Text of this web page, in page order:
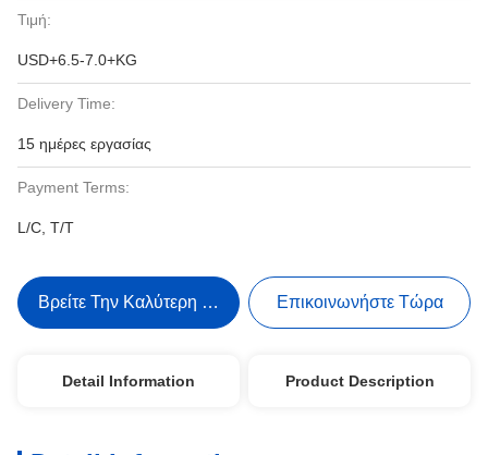
Τιμή:
USD+6.5-7.0+KG
Delivery Time:
15 ημέρες εργασίας
Payment Terms:
L/C, T/T
Βρείτε Την Καλύτερη Τιμή Επικοινωνήστε Τώρα
Detail Information Product Description